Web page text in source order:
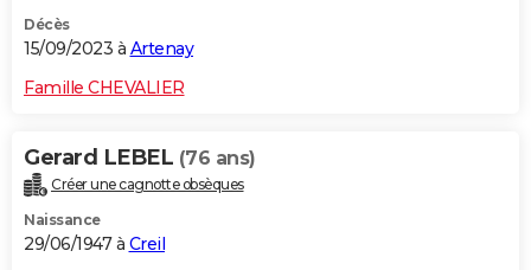
Décès
15/09/2023 à Artenay
Famille CHEVALIER
Gerard LEBEL (76 ans)
Créer une cagnotte obsèques
Naissance
29/06/1947 à Creil